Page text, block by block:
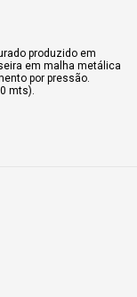
produzido em
em malha metálica
por pressão.
mts).